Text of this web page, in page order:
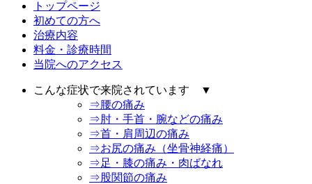
トップページ
初めての方へ
治療内容
料金・診療時間
当院へのアクセス
こんな症状で来院されています ▼
⇒腰の痛み
⇒肘・手首・腕などの痛み
⇒首・肩周辺の痛み
⇒お尻の痛み（坐骨神経痛）
⇒足・膝の痛み・肉ばなれ
⇒股関節の痛み